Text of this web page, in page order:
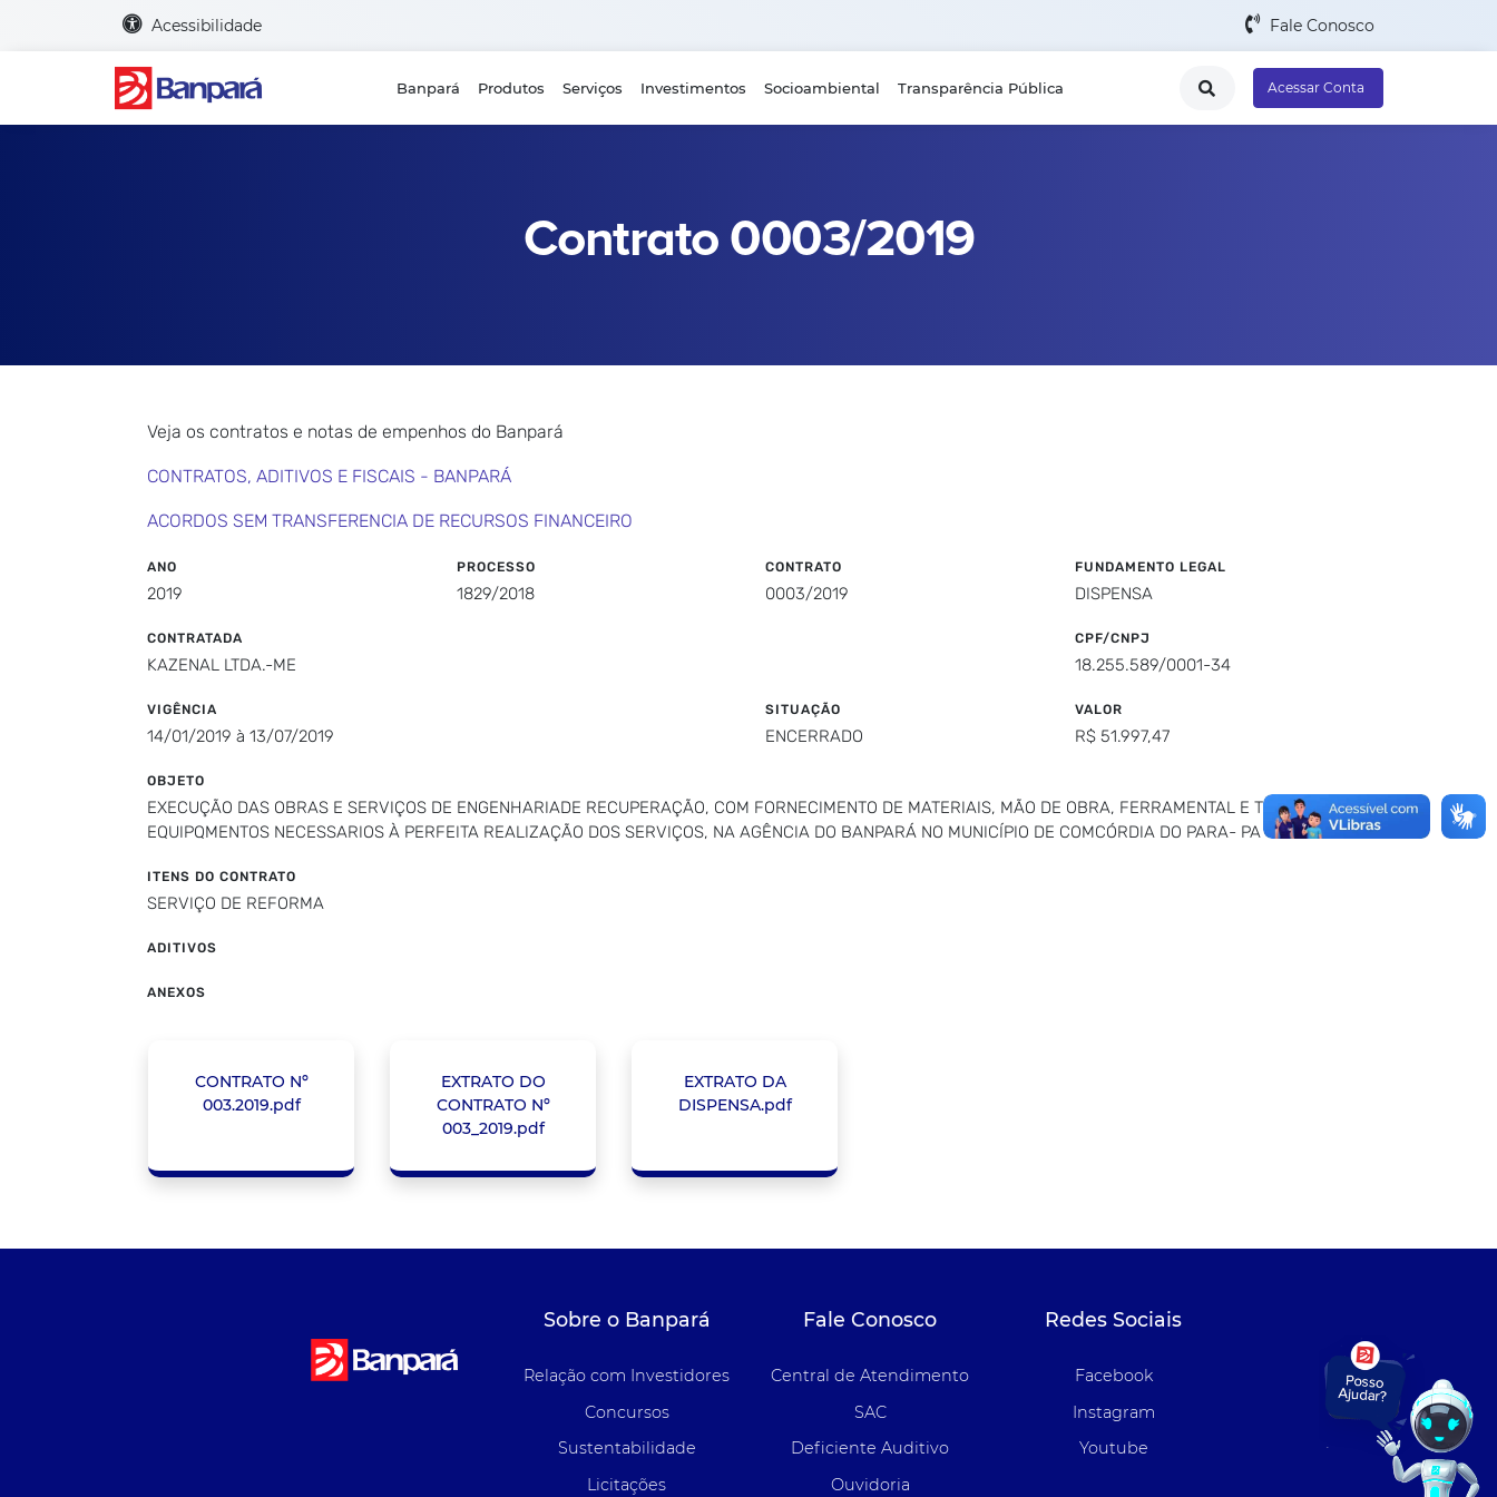
Acessibilidade Fale Conosco
Banpará Produtos Serviços Investimentos Socioambiental Transparência Pública Acessar Conta
Contrato 0003/2019
Veja os contratos e notas de empenhos do Banpará
CONTRATOS, ADITIVOS E FISCAIS - BANPARÁ
ACORDOS SEM TRANSFERENCIA DE RECURSOS FINANCEIRO
ANO
2019
PROCESSO
1829/2018
CONTRATO
0003/2019
FUNDAMENTO LEGAL
DISPENSA
CONTRATADA
KAZENAL LTDA.-ME
CPF/CNPJ
18.255.589/0001-34
VIGÊNCIA
14/01/2019 à 13/07/2019
SITUAÇÃO
ENCERRADO
VALOR
R$ 51.997,47
OBJETO
EXECUÇÃO DAS OBRAS E SERVIÇOS DE ENGENHARIADE RECUPERAÇÃO, COM FORNECIMENTO DE MATERIAIS, MÃO DE OBRA, FERRAMENTAL E TODOS OS
EQUIPQMENTOS NECESSARIOS À PERFEITA REALIZAÇÃO DOS SERVIÇOS, NA AGÊNCIA DO BANPARÁ NO MUNICÍPIO DE COMCÓRDIA DO PARA- PA
ITENS DO CONTRATO
SERVIÇO DE REFORMA
ADITIVOS
ANEXOS
CONTRATO Nº
003.2019.pdf
EXTRATO DO
CONTRATO Nº
003_2019.pdf
EXTRATO DA
DISPENSA.pdf
Sobre o Banpará
Relação com Investidores
Concursos
Sustentabilidade
Licitações
Fale Conosco
Central de Atendimento
SAC
Deficiente Auditivo
Ouvidoria
Redes Sociais
Facebook
Instagram
Youtube